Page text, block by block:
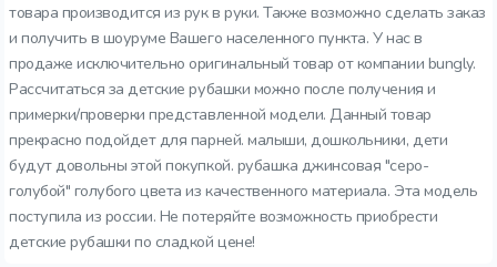
товара производится из рук в руки. Также возможно сделать заказ
и получить в шоуруме Вашего населенного пункта. У нас в
продаже исключительно оригинальный товар от компании bungly.
Рассчитаться за детские рубашки можно после получения и
примерки/проверки представленной модели. Данный товар
прекрасно подойдет для парней. малыши, дошкольники, дети
будут довольны этой покупкой. рубашка джинсовая "серо-
голубой" голубого цвета из качественного материала. Эта модель
поступила из россии. Не потеряйте возможность приобрести
детские рубашки по сладкой цене!